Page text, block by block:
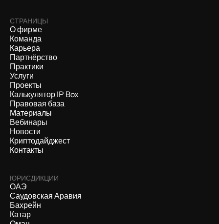
СТРАНИЦЫ
О фирме
Команда
Карьера
Партнёрство
Практики
Услуги
Проекты
Калькулятор IP Box
Правовая база
Материалы
Вебинары
Новости
Криптодайджест
Контакты
ЮРИСДИКЦИИ
ОАЭ
Саудовская Аравия
Бахрейн
Катар